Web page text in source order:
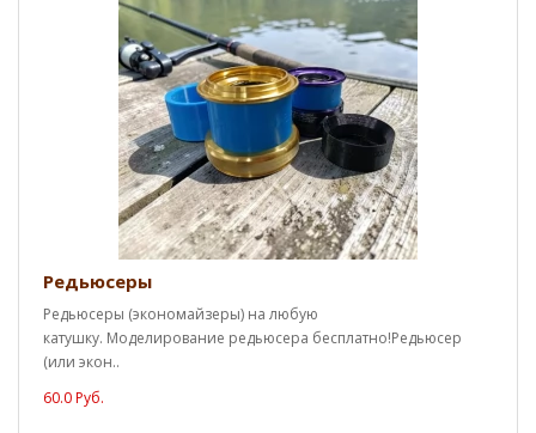
Редьюсеры
Редьюсеры (экономайзеры) на любую
катушку. Моделирование редьюсера бесплатно!Редьюсер
(или экон..
60.0 Руб.